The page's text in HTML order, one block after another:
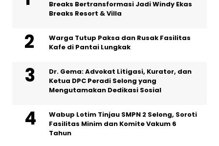
Breaks Bertransformasi Jadi Windy Ekas
Breaks Resort & Villa
Warga Tutup Paksa dan Rusak Fasilitas
Kafe di Pantai Lungkak
Dr. Gema: Advokat Litigasi, Kurator, dan
Ketua DPC Peradi Selong yang
Mengutamakan Dedikasi Sosial
Wabup Lotim Tinjau SMPN 2 Selong, Soroti
Fasilitas Minim dan Komite Vakum 6
Tahun